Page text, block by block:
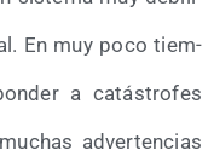
En muy poco tiem­
a catás­tro­fes
adver­ten­cias